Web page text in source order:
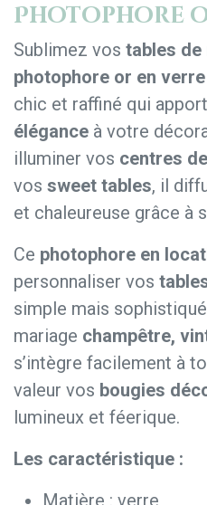
Photophore
Sublimez vos tables de
photophore or en
chic et raffiné qui
élégance à votre
illuminer vos centres
vos sweet tables, il
et chaleureuse grâce à
Ce photophore en
personnaliser vos
simple mais
mariage champêtre,
s’intègre facilement à
valeur vos bougies
lumineux et féerique.
Les caractéristique :
Matière : verre